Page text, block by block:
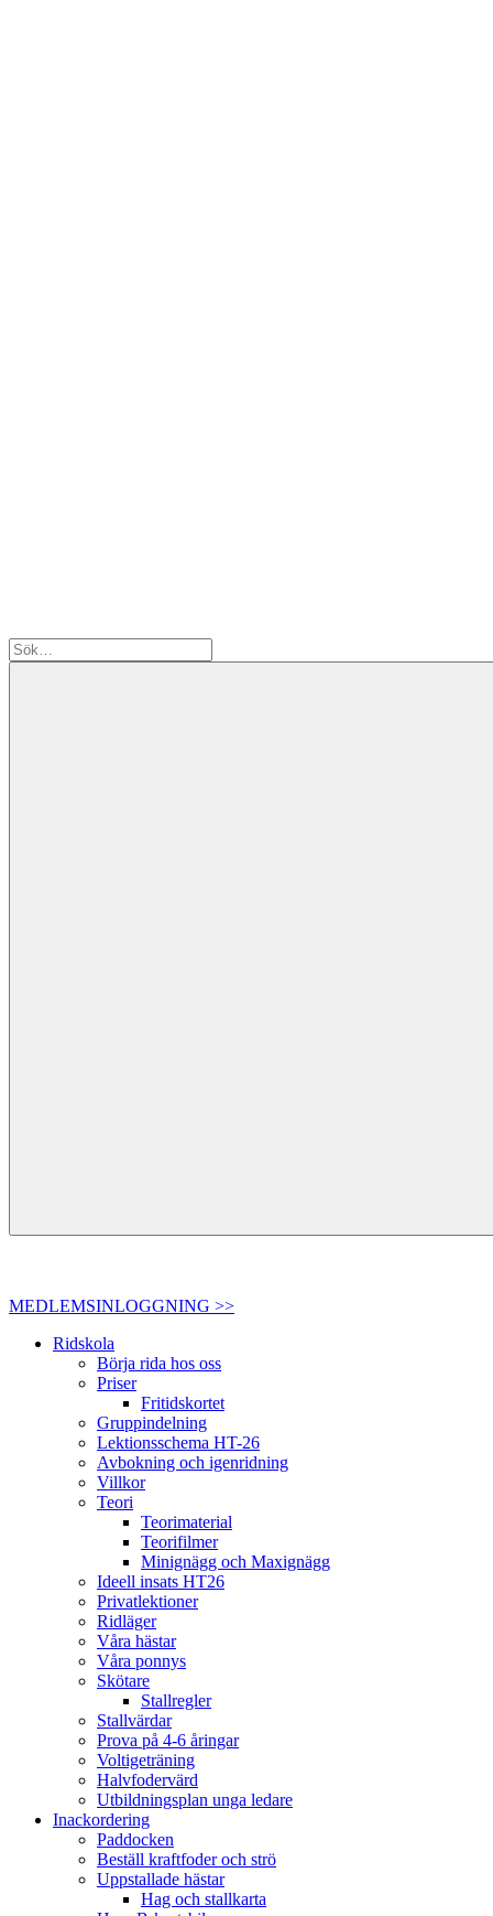
MEDLEMSINLOGGNING >>
Ridskola
Börja rida hos oss
Priser
Fritidskortet
Gruppindelning
Lektionsschema HT-26
Avbokning och igenridning
Villkor
Teori
Teorimaterial
Teorifilmer
Minignägg och Maxignägg
Ideell insats HT26
Privatlektioner
Ridläger
Våra hästar
Våra ponnys
Skötare
Stallregler
Stallvärdar
Prova på 4-6 åringar
Voltigeträning
Halvfodervärd
Utbildningsplan unga ledare
Inackordering
Paddocken
Beställ kraftfoder och strö
Uppstallade hästar
Hag och stallkarta